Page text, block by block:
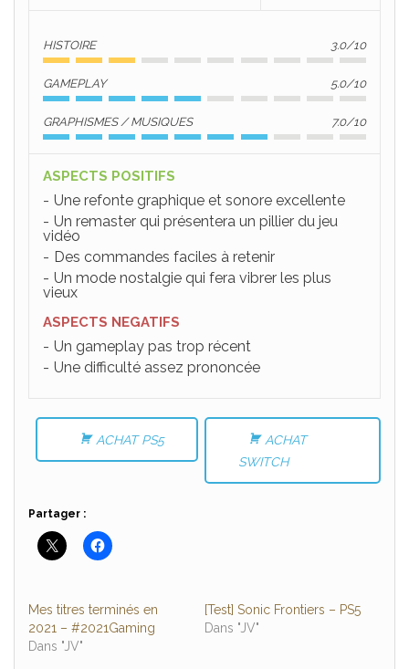
HISTOIRE 3.0/10
GAMEPLAY 5.0/10
GRAPHISMES / MUSIQUES 7.0/10
ASPECTS POSITIFS
Une refonte graphique et sonore excellente
Un remaster qui présentera un pillier du jeu
vidéo
Des commandes faciles à retenir
Un mode nostalgie qui fera vibrer les plus
vieux
ASPECTS NEGATIFS
Un gameplay pas trop récent
Une difficulté assez prononcée
ACHAT PS5
ACHAT
SWITCH
Partager :
Mes titres terminés en
2021 – #2021Gaming
Dans "JV"
[Test] Sonic Frontiers – PS5
Dans "JV"